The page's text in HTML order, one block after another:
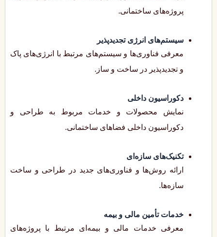
پروژه‌های ساختمانی.
سیستم‌های انرژی تجدیدپذیر
معرفی فناوری‌ها و سیستم‌های مرتبط با انرژی‌های پاک
و تجدیدپذیر در ساخت و ساز.
دکوراسیون داخلی
نمایش محصولات و خدمات مربوط به طراحی و
دکوراسیون داخلی فضاهای ساختمانی.
تکنیک‌های سازه‌ای
ارائه روش‌ها و فناوری‌های جدید در طراحی و ساخت
سازه‌ها.
خدمات تأمین مالی و بیمه
معرفی خدمات مالی و بیمه‌ای مرتبط با پروژه‌های